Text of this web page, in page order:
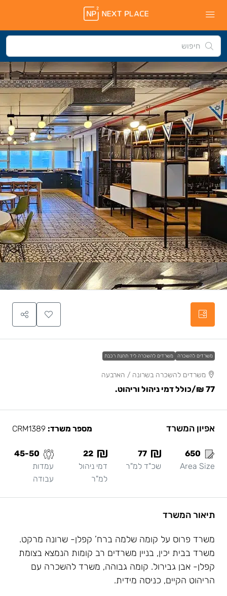
משרדים להשכרה משרדים להשכרה ליד תחנת רכבת
משרדים להשכרה בשרונה / הארבעה
77 ₪ /כולל דמי ניהול וריהוט.
אפיון המשרד מספר משרד:
650
Area Size
77
שכ"ד למ"ר
22
דמי ניהול
למ"ר
45-50
עמדות
עבודה
תיאור המשרד
משרד פרוס על קומה שלמה ברח’ קפלן- שרונה מרקט.
משרד בבית יכין, בניין משרדים רב קומות הנמצא בצומת
קפלן- אבן גבירול. קומה גבוהה, משרד להשכרה עם
הריהוט הקיים, כניסה מידית.